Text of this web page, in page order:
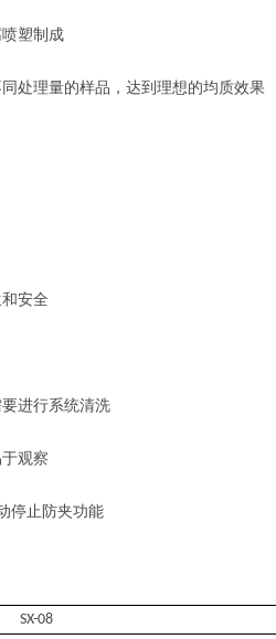
塑制成
理量的样品，达到理想的均质效果
安全
进行系统清洗
观察
止防夹功能
SX-08